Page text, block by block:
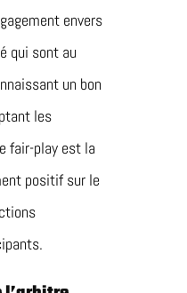
envers
qui sont au
un bon
les
fair-play est la
positif sur le